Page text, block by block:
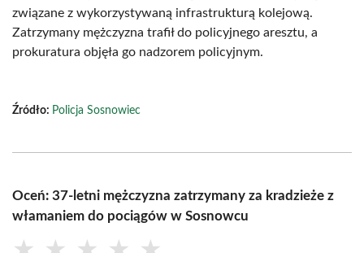
związane z wykorzystywaną infrastrukturą kolejową.
Zatrzymany mężczyzna trafił do policyjnego aresztu, a
prokuratura objęła go nadzorem policyjnym.
Źródło: Policja Sosnowiec
Oceń: 37-letni mężczyzna zatrzymany za kradzieże z
włamaniem do pociągów w Sosnowcu